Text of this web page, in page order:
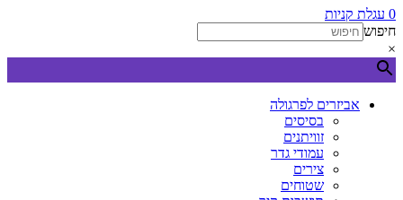
0 עגלת קניות
חיפוש
×
אביזרים לפרגולה
בסיסים
זוויתנים
עמודי גדר
צירים
שטוחים